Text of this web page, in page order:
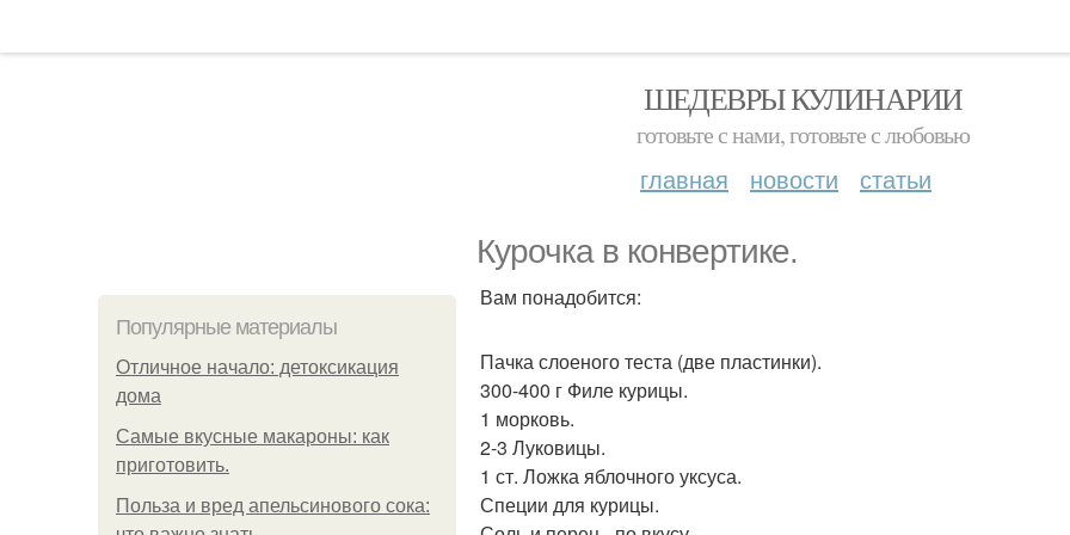
ШЕДЕВРЫ КУЛИНАРИИ
готовьте с нами, готовьте с любовью
главная новости статьи
Курочка в конвертике.
Популярные материалы
Отличное начало: детоксикация
дома
Самые вкусные макароны: как
приготовить.
Польза и вред апельсинового сока:
Вам понадобится:
Пачка слоеного теста (две пластинки).
300-400 г Филе курицы.
1 морковь.
2-3 Луковицы.
1 ст. Ложка яблочного уксуса.
Специи для курицы.